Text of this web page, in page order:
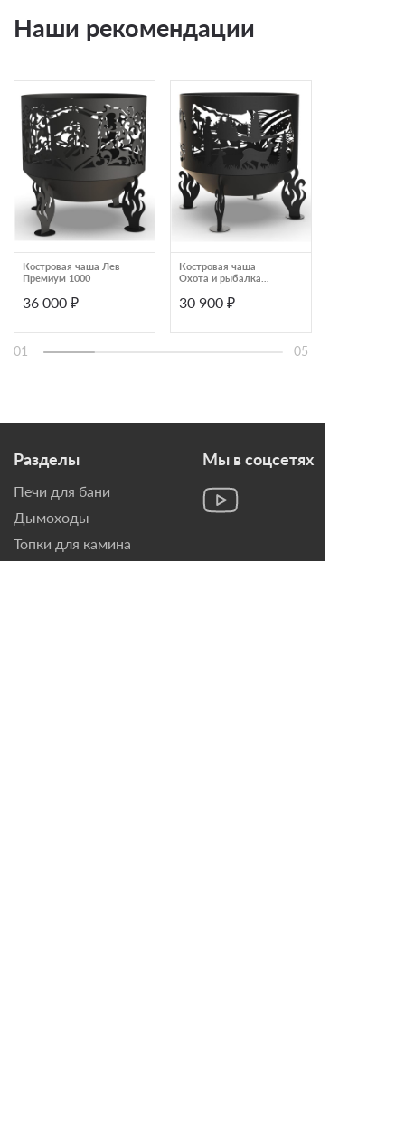
Наши рекомендации
Костровая чаша Лев
Премиум 1000
36 000 ₽
Костровая чаша
Охота и рыбалка
30 900 ₽
01 05
Разделы
Печи для бани
Дымоходы
Топки для камина
Мы в соцсетях